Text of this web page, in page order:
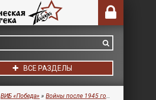
ВСЕ РАЗДЕЛЫ
ВИБ «Победа» » Войны после 1945 года